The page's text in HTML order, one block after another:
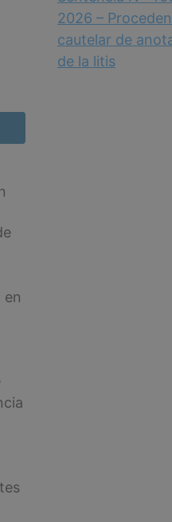
2026 –
cautelar de
de la litis